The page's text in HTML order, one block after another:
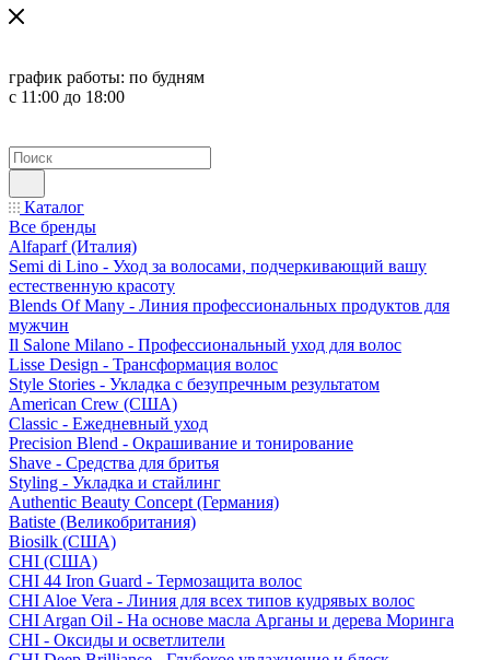
график работы: по будням
с 11:00 до 18:00
Каталог
Все бренды
Alfaparf (Италия)
Semi di Lino - Уход за волосами, подчеркивающий вашу
естественную красоту
Blends Of Many - Линия профессиональных продуктов для
мужчин
Il Salone Milano - Профессиональный уход для волос
Lisse Design - Трансформация волос
Style Stories - Укладка с безупречным результатом
American Crew (США)
Classic - Ежедневный уход
Precision Blend - Окрашивание и тонирование
Shave - Средства для бритья
Styling - Укладка и стайлинг
Authentic Beauty Concept (Германия)
Batiste (Великобритания)
Biosilk (США)
CHI (США)
CHI 44 Iron Guard - Термозащита волос
CHI Aloe Vera - Линия для всех типов кудрявых волос
CHI Argan Oil - На основе масла Арганы и дерева Моринга
CHI - Оксиды и осветлители